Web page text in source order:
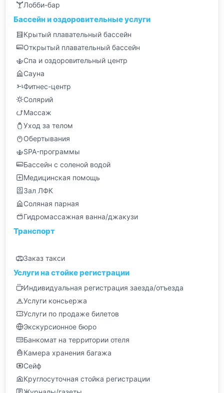
Лобби-бар
Бассейн и оздоровительные услуги
Крытый плавательный бассейн
Открытый плавательный бассейн
Спа и оздоровительный центр
Сауна
Фитнес-центр
Солярий
Массаж
Уход за телом
Обертывания
SPA-программы
Бассейн с соленой водой
Медицинская помощь
Зал ЛФК
Соляная парная
Гидромассажная ванна/джакузи
Транспорт
Заказ такси
Услуги на стойке регистрации
Индивидуальная регистрация заезда/отъезда
Услуги консьержа
Услуги по продаже билетов
Экскурсионное бюро
Банкомат на территории отеля
Камера хранения багажа
Сейф
Круглосуточная стойка регистрации